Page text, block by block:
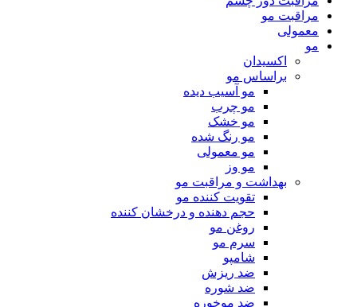
مراقبت مو
معمولی
مو
اکسیدان
براساس مو
مو آسیب دیده
مو چرب
مو خشک
مو رنگ شده
مو معمولی
مو وز
بهداشت و مراقبت مو
تقویت کننده مو
حجم دهنده و درخشان کننده
روغن مو
سرم مو
شامپو
ضد ریزش
ضد شوره
ضد موخوره